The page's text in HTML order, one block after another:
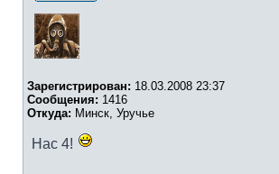
Зарегистрирован: 18.03.2008 23:37
Сообщения: 1416
Откуда: Минск, Уручье
Нас 4!